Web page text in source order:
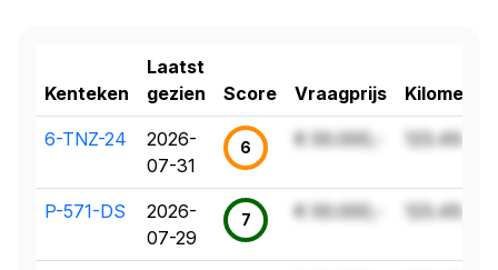
Kenteken
Laatst
gezien
Score Vraagprijs
6-TNZ-24
2026-
07-31
6 € 00.000,- 123.456 km
P-571-DS
2026-
07-29
7 € 00.000,- 123.456 km